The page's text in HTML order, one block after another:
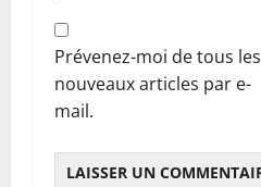
Prévenez-moi de tous les
nouveaux articles par e-
mail.